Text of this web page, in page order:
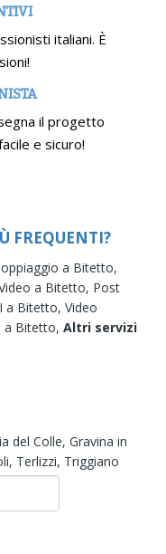
italiani. È
il progetto
e sicuro!
FREQUENTI?
a Bitetto,
a Bitetto, Post
a Bitetto, Video
a Bitetto, Altri servizi
del Colle, Gravina in
Terlizzi, Triggiano